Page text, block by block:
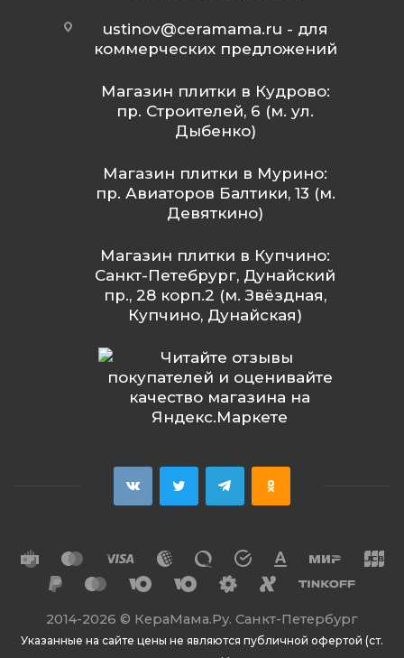
ustinov@ceramama.ru - для
коммерческих предложений
Магазин плитки в Кудрово:
пр. Строителей, 6 (м. ул.
Дыбенко)
Магазин плитки в Мурино:
пр. Авиаторов Балтики, 13 (м.
Девяткино)
Магазин плитки в Купчино:
Санкт-Петебрург, Дунайский
пр., 28 корп.2 (м. Звёздная,
Купчино, Дунайская)
2014-2026 © КераМама.Ру. Санкт-Петербург
Указанные на сайте цены не являются публичной офертой (ст.